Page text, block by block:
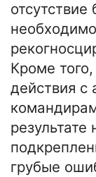
Кроме
действия с
результате
грубые